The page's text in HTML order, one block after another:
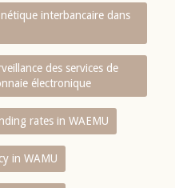
interbancaire dans
des services de
électronique
rates in WAEMU
in WAMU